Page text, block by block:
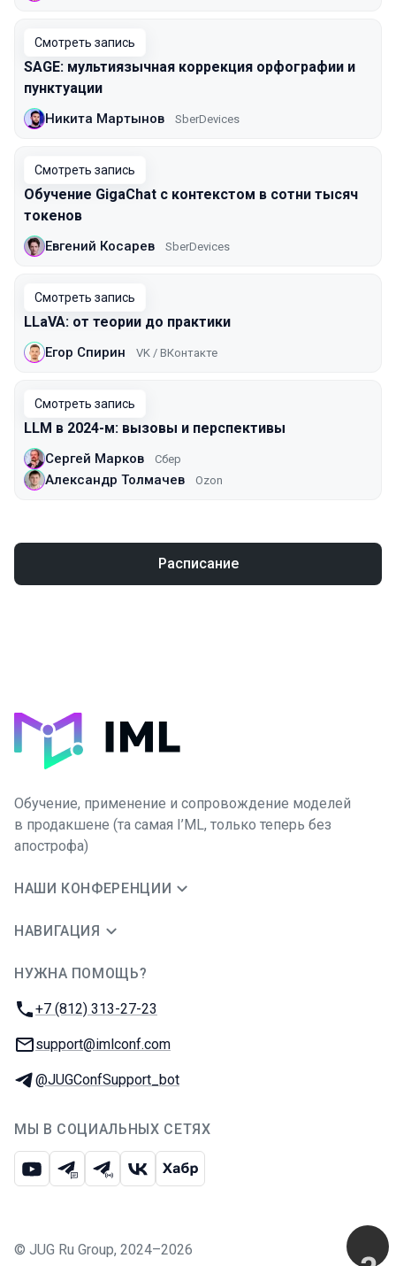
Смотреть запись
SAGE: мультиязычная коррекция орфографии и
пунктуации
Никита Мартынов SberDevices
Смотреть запись
Обучение GigaChat с контекстом в сотни тысяч
токенов
Евгений Косарев SberDevices
Смотреть запись
LLaVA: от теории до практики
Егор Спирин VK / ВКонтакте
Смотреть запись
LLM в 2024-м: вызовы и перспективы
Сергей Марков Сбер
Александр Толмачев Ozon
Расписание
Обучение, применение и сопровождение моделей
в продакшене (та самая I’ML, только теперь без
апострофа)
НАШИ КОНФЕРЕНЦИИ
НАВИГАЦИЯ
НУЖНА ПОМОЩЬ?
Телефон:
+7 (812) 313-27-23
E-mail:
support@imlconf.com
Телеграм:
@JUGConfSupport_bot
МЫ В СОЦИАЛЬНЫХ СЕТЯХ
ЮтубТелеграм-чат
Телеграм-канал
ВКонтакте
Хабр
© JUG Ru Group, 2024–2026